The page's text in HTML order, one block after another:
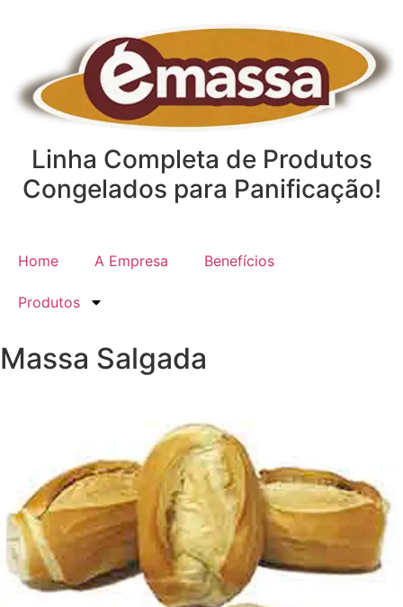
Linha Completa de Produtos
Congelados para Panificação!
Home A Empresa Benefícios
Produtos
Massa Salgada